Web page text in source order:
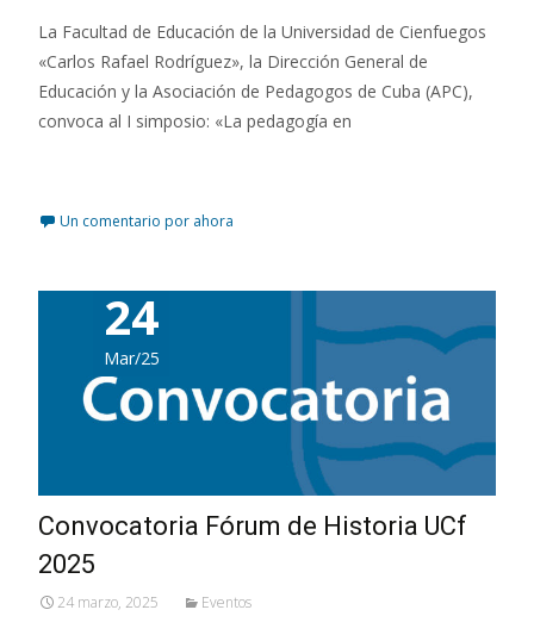
La Facultad de Educación de la Universidad de Cienfuegos
«Carlos Rafael Rodríguez», la Dirección General de
Educación y la Asociación de Pedagogos de Cuba (APC),
convoca al I simposio: «La pedagogía en
Un comentario por ahora
24
Mar/25
Convocatoria Fórum de Historia UCf
2025
24 marzo, 2025 Eventos